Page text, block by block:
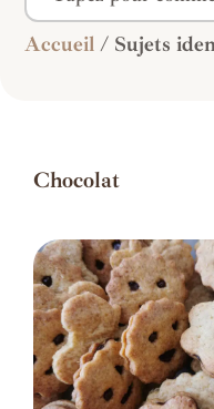
Accueil / Sujets
Chocolat